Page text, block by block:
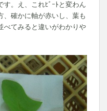
。え、これﾋﾞｰﾄと変わん
、確かに軸が赤いし、葉も
べてみると違いがわかりや